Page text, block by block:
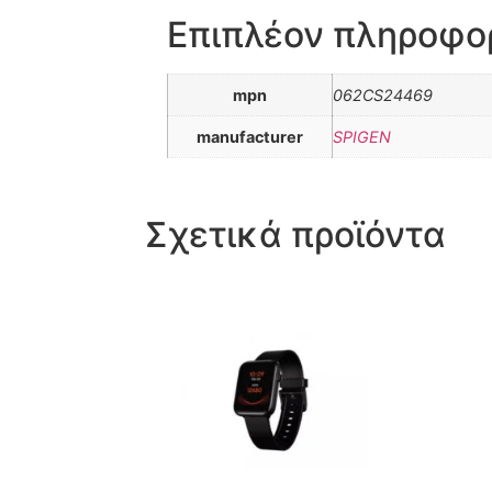
Επιπλέον
mpn 062CS24469
manufacturer SPIGEN
Σχετικά προϊόντα